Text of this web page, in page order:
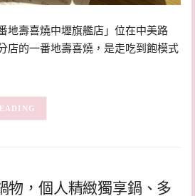
地壽喜燒中壢旗艦店」位在中美路
店的一番地壽喜燒，是走吃到飽模式
物，個人精緻獨享鍋、多